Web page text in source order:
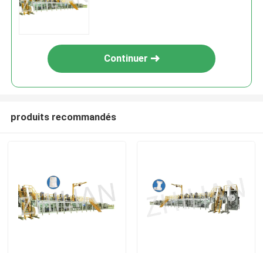
Continuer
produits recommandés